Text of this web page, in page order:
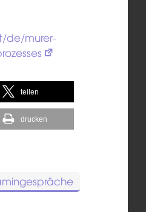
de/murer-
teilen
drucken